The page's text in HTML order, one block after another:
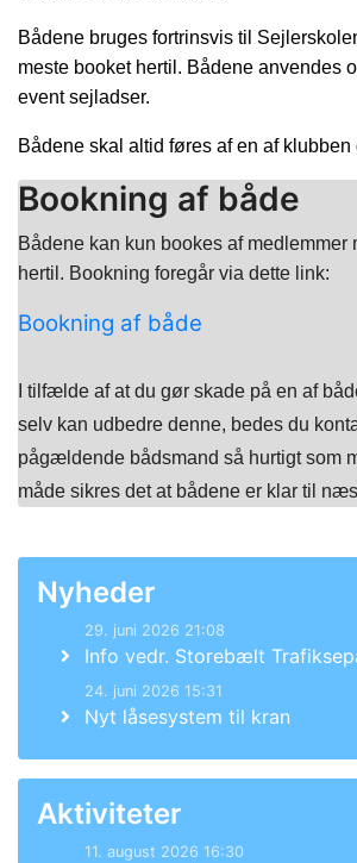
Bådene bruges fortrinsvis til
meste booket hertil. Bådene anvendes
event sejladser.
Bådene skal altid føres af en af klubben
Bookning af både
Bådene kan kun bookes af medlemmer
hertil. Bookning foregår via dette link:
Bookning af både
I tilfælde af at du gør skade på en af
selv kan udbedre denne, bedes du
pågældende bådsmand så hurtigt som
måde sikres det at bådene er klar til
Nyheder
29. juni 2026 21:08
Info vedr. Storebælt
24. juni 2026 15:31
Nyt låsesystem til kran
Aktiviteter
11. august 2026 16:30